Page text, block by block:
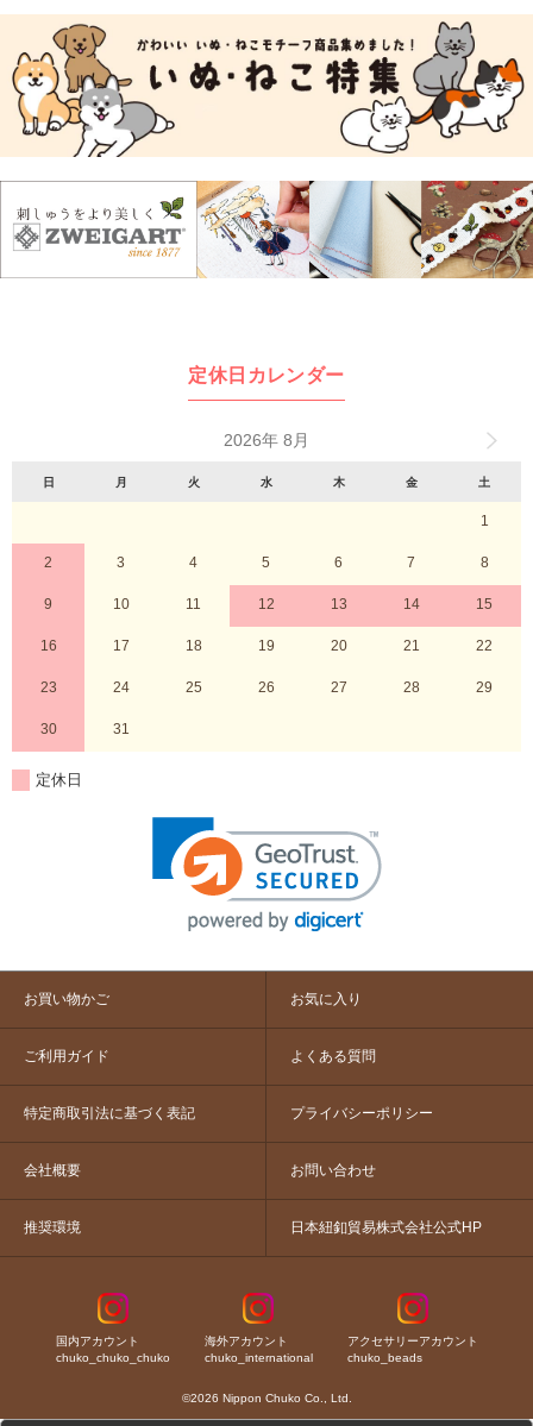
定休日カレンダー
2026年 8月
日 月 火 水 木 金 土
1
2 3 4 5 6 7 8
9 10 11 12 13 14 15
16 17 18 19 20 21 22
23 24 25 26 27 28 29
30 31
定休日
お買い物かご お気に入り
ご利用ガイド よくある質問
特定商取引法に基づく表記 プライバシーポリシー
会社概要 お問い合わせ
推奨環境 日本紐釦貿易株式会社公式HP
国内アカウント
chuko_chuko_chuko
海外アカウント
chuko_international
アクセサリーアカウント
chuko_beads
©2026 Nippon Chuko Co., Ltd.